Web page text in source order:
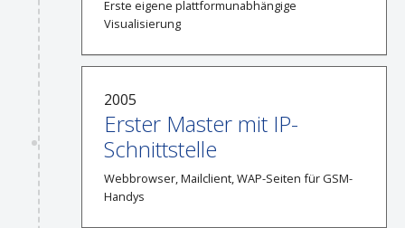
Erste eigene plattformunabhängige
Visualisierung
2005
Erster Master mit IP-
Schnittstelle
Webbrowser, Mailclient, WAP-Seiten für GSM-
Handys